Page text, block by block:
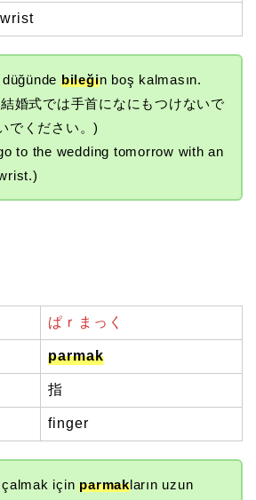
wrist
düğünde bileğin boş kalmasın.
婚式では手首になにもつけないで
でください。)
to the wedding tomorrow with an
ぱｒまっく
parmak
指
finger
çalmak içinparmakların uzun